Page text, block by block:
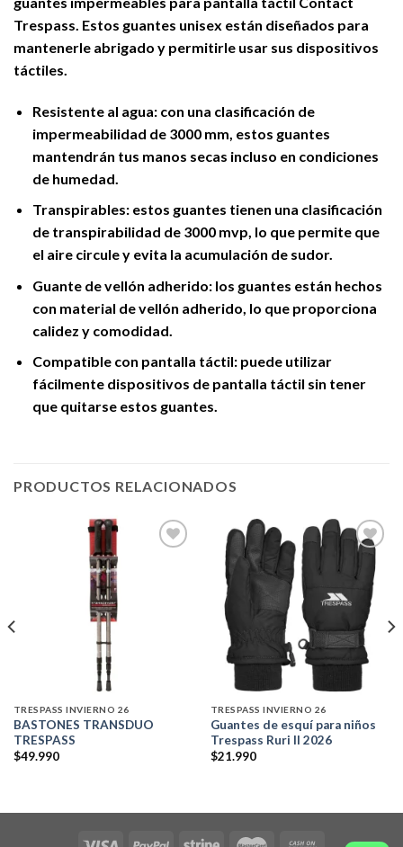
Trespass. Estos guantes unisex están diseñados para
mantenerle abrigado y permitirle usar sus dispositivos
táctiles.
Resistente al agua: con una clasificación de
impermeabilidad de 3000 mm, estos guantes
mantendrán tus manos secas incluso en condiciones
de humedad.
Transpirables: estos guantes tienen una clasificación
de transpirabilidad de 3000 mvp, lo que permite que
el aire circule y evita la acumulación de sudor.
Guante de vellón adherido: los guantes están hechos
con material de vellón adherido, lo que proporciona
calidez y comodidad.
Compatible con pantalla táctil: puede utilizar
fácilmente dispositivos de pantalla táctil sin tener
que quitarse estos guantes.
PRODUCTOS RELACIONADOS
TRESPASS INVIERNO 26
BASTONES TRANSDUO
TRESPASS
$49.990
Add to
wishlist
TRESPASS INVIERNO 26
Guantes de esquí para niños
Trespass Ruri II 2026
$21.990